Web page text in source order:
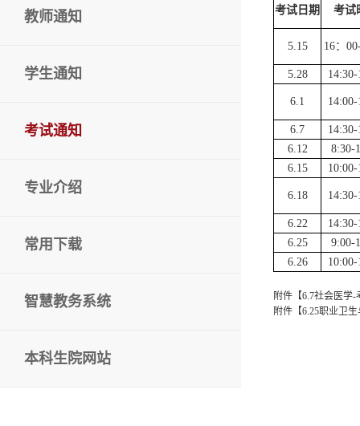
教师通知
学生通知
考试通知
专业介绍
常用下载
智慧教务系统
本科生院网站
考试日期 考试
5.15 16：
5.28 14:30-
6.1 14:00-
6.7
14:30-
6.12
8:30-
6.15
10:00-
6.18 14:30-
6.22
14:30-
6.25
9:00-
6.26
10:00-
附件【6.7社会医学-
附件【6.25职业卫